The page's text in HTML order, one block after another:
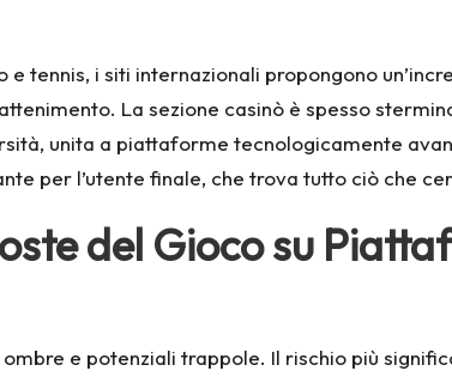
tennis, i siti internazionali propongono
La sezione casinò è spesso
unita a piattaforme tecnologicamente
per l’utente finale, che trova tutto ciò che
del Gioco su
e potenziali trappole. Il rischio più